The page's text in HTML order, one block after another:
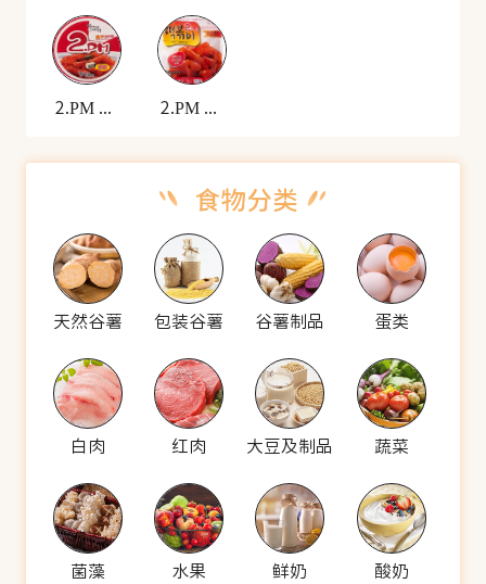
2.PM 韩式炒年糕(碗装) 2.PM 香辣年糕(袋装)
天然谷薯 包装谷薯 谷薯制品 蛋类
白肉 红肉 大豆及制品 蔬菜
菌藻 水果 鲜奶 酸奶